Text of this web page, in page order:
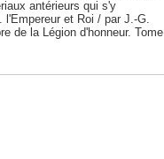
antérieurs qui s'y
et Roi / par J.-G.
de la Légion d'honneur. Tome